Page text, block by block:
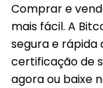
Comprar e
mais fácil. A
segura e rápida
certificação de
agora ou baixe